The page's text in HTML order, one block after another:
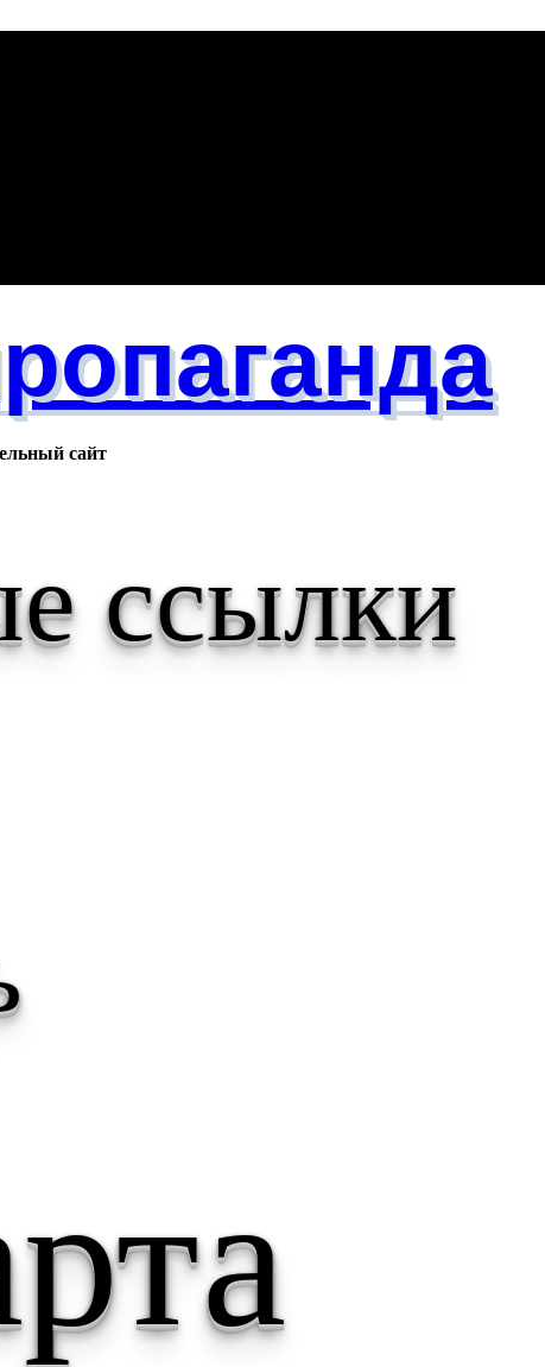
сайт
ссылки